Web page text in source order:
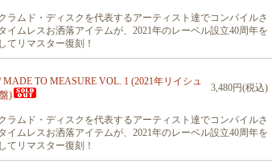
ラムド・ディスクを代表するアーティスト達でコンパイルさ
イムレスお洒落アイテムが、2021年のレーベル設立40周年を
てリマスター復刻！
MADE TO MEASURE VOL. 1 (2021年リイシュ
)
3,480円(税込)
ラムド・ディスクを代表するアーティスト達でコンパイルさ
イムレスお洒落アイテムが、2021年のレーベル設立40周年を
てリマスター復刻！